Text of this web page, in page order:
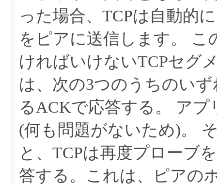
った場合、TCPは自動的
をピアに送信します。
こ
ければいけないTCPセグ
は、次の3つのうちのい
るACKで応答する。
アプ
(何も問題がないため)。
と、TCPは再度プローブ
答する。これは、ピアの